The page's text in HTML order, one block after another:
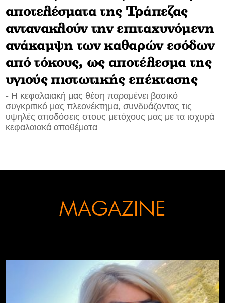
ADVERTISE
αποτελέσματα της Τράπεζας
αντανακλούν την επιταχυνόμενη
ανάκαμψη των καθαρών εσόδων
από τόκους, ως αποτέλεσμα της
υγιούς πιστωτικής επέκτασης
- Η κεφαλαιακή μας θέση παραμένει βασικό
συγκριτικό μας πλεονέκτημα, συνδυάζοντας τις
υψηλές αποδόσεις στους μετόχους μας με τα ισχυρά
κεφαλαιακά αποθέματα
MAGAZINE